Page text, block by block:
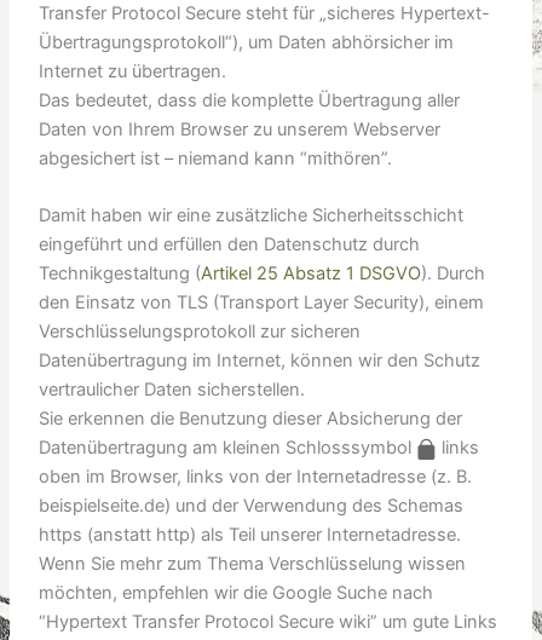
Transfer Protocol Secure steht für „sicheres Hypertext-
Übertragungsprotokoll“), um Daten abhörsicher im
Internet zu übertragen.
Das bedeutet, dass die komplette Übertragung aller
Daten von Ihrem Browser zu unserem Webserver
abgesichert ist – niemand kann “mithören”.
Damit haben wir eine zusätzliche Sicherheitsschicht
eingeführt und erfüllen den Datenschutz durch
Technikgestaltung (Artikel 25 Absatz 1 DSGVO). Durch
den Einsatz von TLS (Transport Layer Security), einem
Verschlüsselungsprotokoll zur sicheren
Datenübertragung im Internet, können wir den Schutz
vertraulicher Daten sicherstellen.
Sie erkennen die Benutzung dieser Absicherung der
Datenübertragung am kleinen Schlosssymbol
links
oben im Browser, links von der Internetadresse (z. B.
beispielseite.de) und der Verwendung des Schemas
https (anstatt http) als Teil unserer Internetadresse.
Wenn Sie mehr zum Thema Verschlüsselung wissen
möchten, empfehlen wir die Google Suche nach
“Hypertext Transfer Protocol Secure wiki” um gute Links